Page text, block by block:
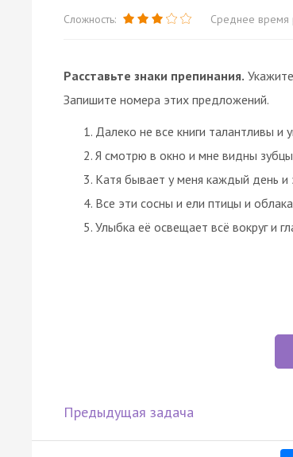
Сложность: Среднее время
Расставьте знаки препинания.
Запишите номера этих предложений.
Далеко не все книги талантливы и
Я смотрю в окно и мне видны
Катя бывает у меня каждый день и
Все эти сосны и ели птицы и
Улыбка её освещает всё вокруг и
Предыдущая задача